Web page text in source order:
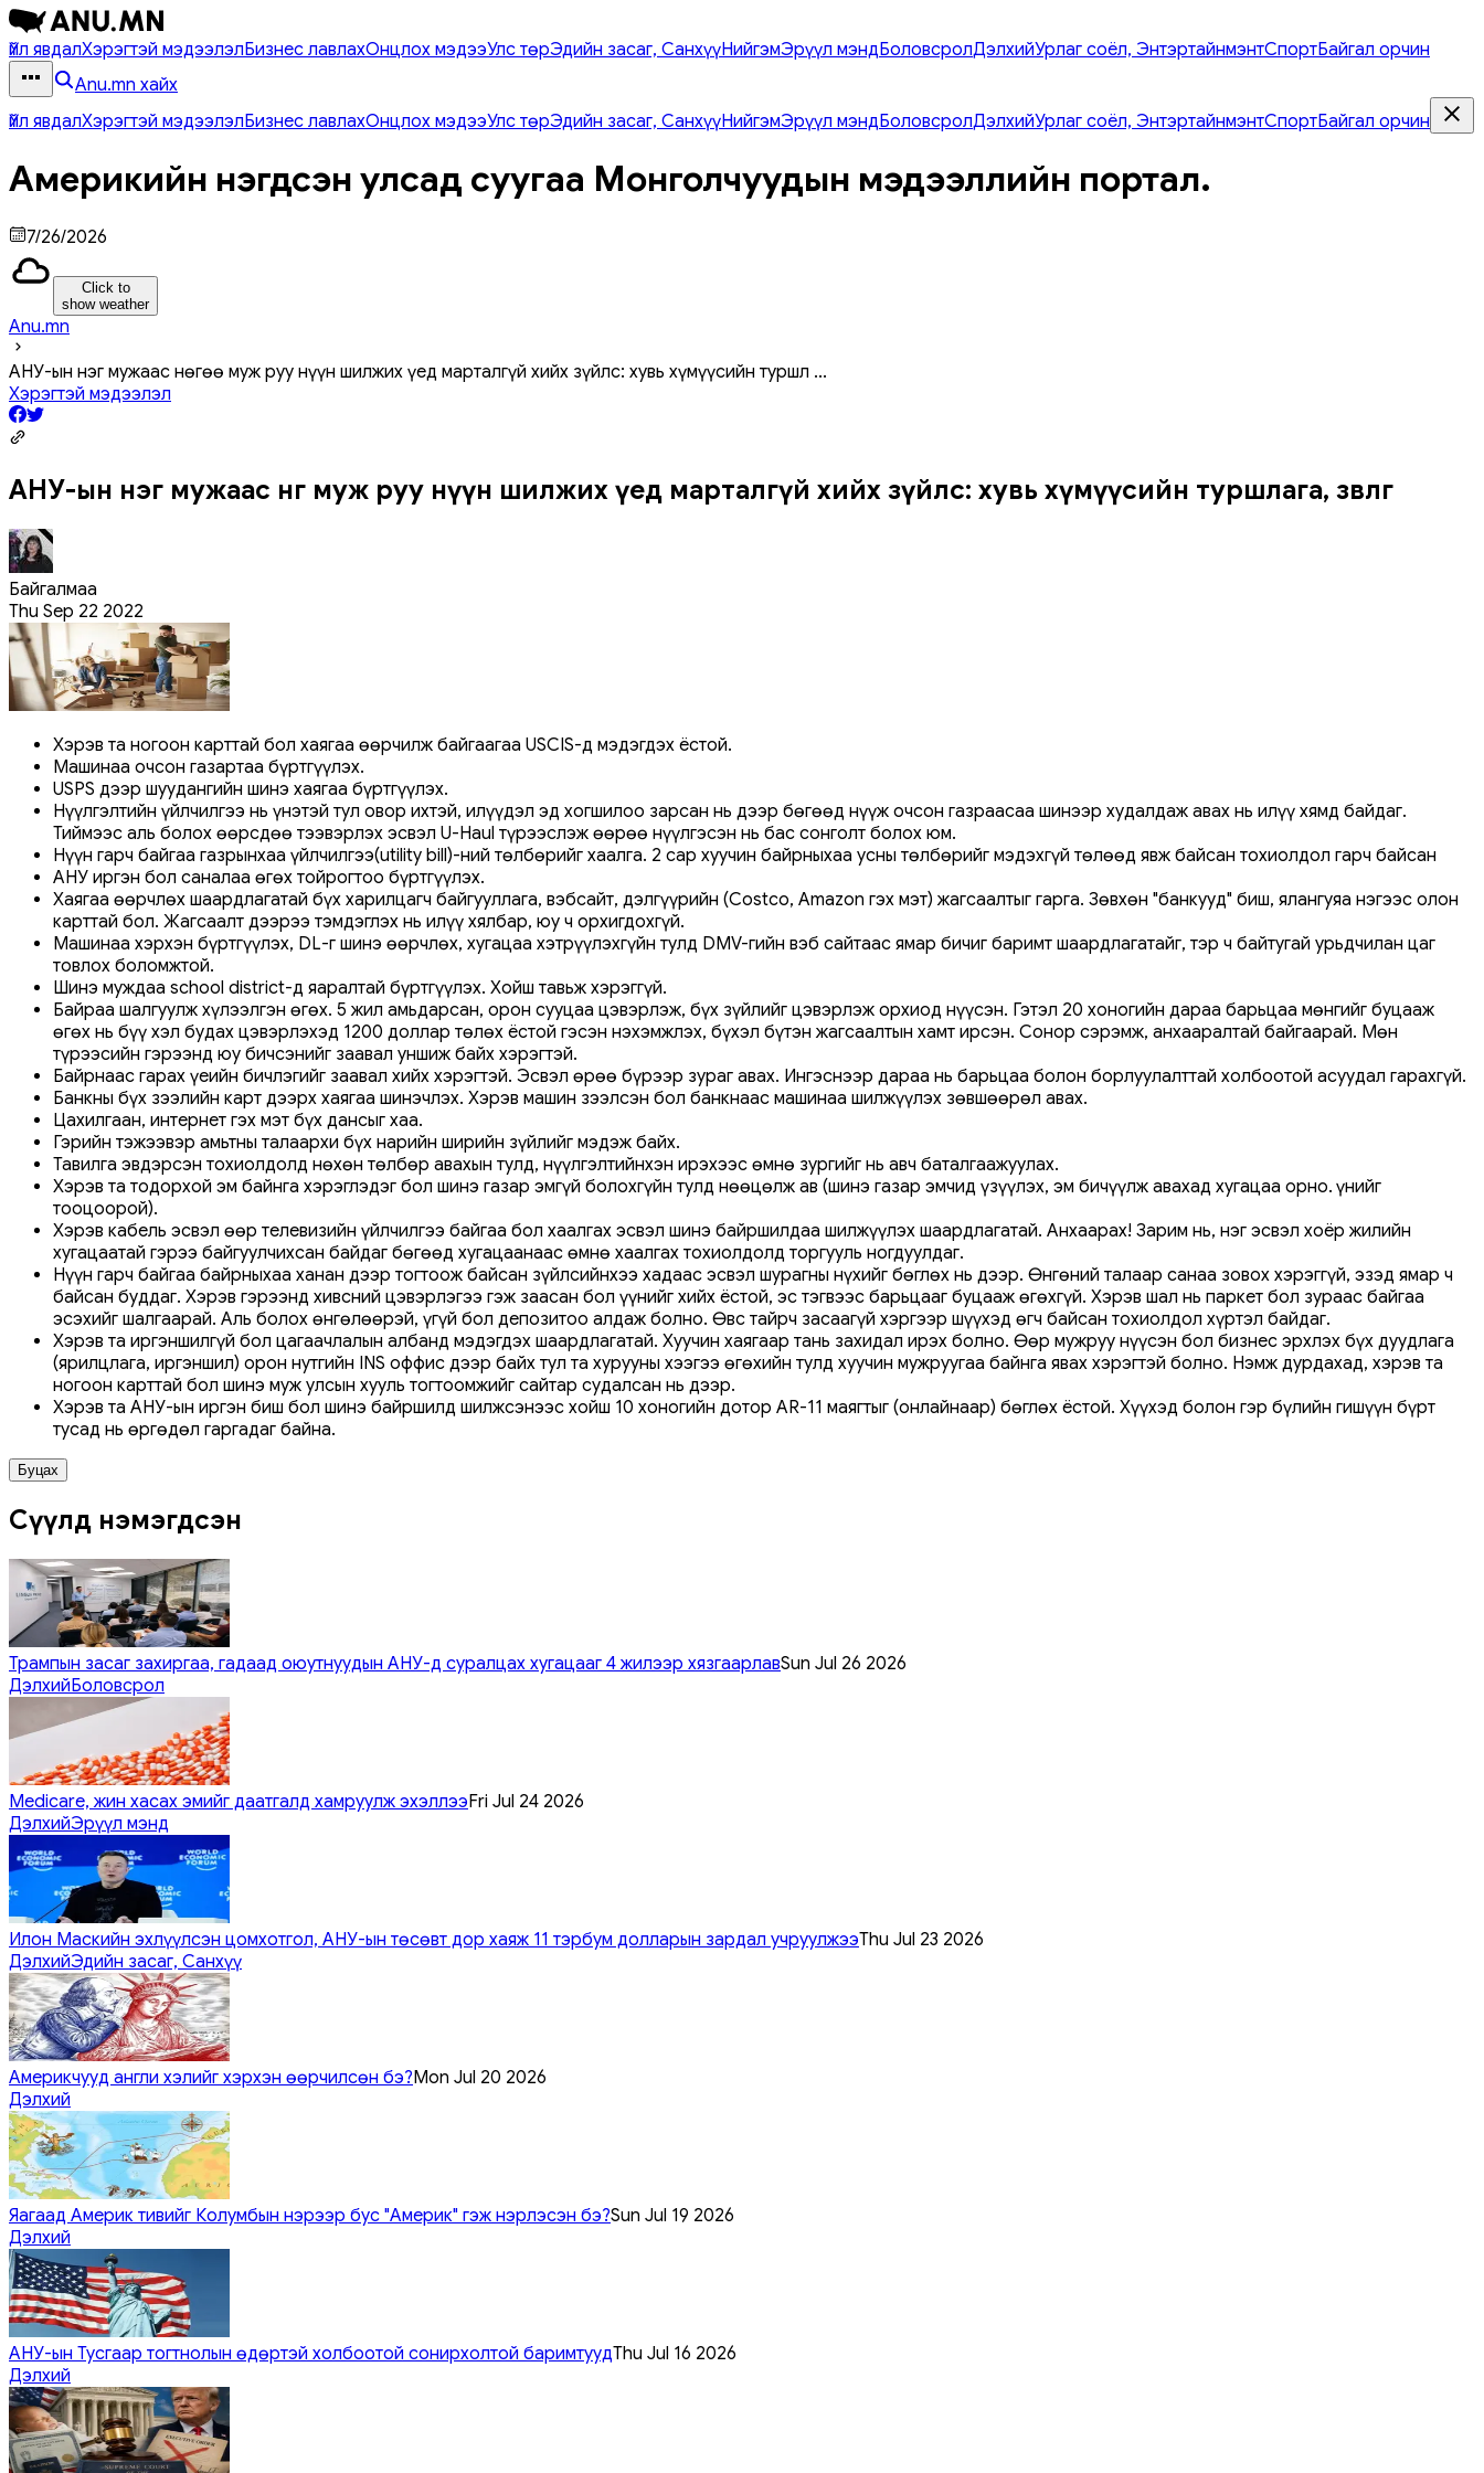
Үйл явдалХэрэгтэй мэдээлэлБизнес лавлахОнцлох мэдээУлс төрЭдийн засаг, СанхүүНийгэмЭрүүл мэндБоловсролДэлхийУрлаг соёл, ЭнтэртайнмэнтСпортБайгал орчин
Anu.mn хайх
Үйл явдалХэрэгтэй мэдээлэлБизнес лавлахОнцлох мэдээУлс төрЭдийн засаг, СанхүүНийгэмЭрүүл мэндБоловсролДэлхийУрлаг соёл, ЭнтэртайнмэнтСпортБайгал орчин
Америкийн нэгдсэн улсад суугаа Монголчуудын мэдээллийн портал.
7/26/2026
Click to
show weather
Anu.mn
АНУ-ын нэг мужаас нөгөө муж руу нүүн шилжих үед марталгүй хийх зүйлс: хувь хүмүүсийн туршл ...
Хэрэгтэй мэдээлэл
АНУ-ын нэг мужаас нөгөө муж руу нүүн шилжих үед марталгүй хийх зүйлс: хувь хүмүүсийн туршлага, зөвлөгөө
Байгалмаа
Thu Sep 22 2022
Хэрэв та ногоон карттай бол хаягаа өөрчилж байгаагаа USCIS-д мэдэгдэх ёстой.
Машинаа очсон газартаа бүртгүүлэх.
USPS дээр шуудангийн шинэ хаягаа бүртгүүлэх.
Нүүлгэлтийн үйлчилгээ нь үнэтэй тул овор ихтэй, илүүдэл эд хогшилоо зарсан нь дээр бөгөөд нүүж очсон газраасаа шинээр худалдаж авах нь илүү хямд байдаг.
Тиймээс аль болох өөрсдөө тээвэрлэх эсвэл U-Haul түрээслэж өөрөө нүүлгэсэн нь бас сонголт болох юм.
Нүүн гарч байгаа газрынхаа үйлчилгээ(utility bill)-ний төлбөрийг хаалга. 2 сар хуучин байрныхаа усны төлбөрийг мэдэхгүй төлөөд явж байсан тохиолдол гарч байсан
АНУ иргэн бол саналаа өгөх тойрогтоо бүртгүүлэх.
Хаягаа өөрчлөх шаардлагатай бүх харилцагч байгууллага, вэбсайт, дэлгүүрийн (Costco, Amazon гэх мэт) жагсаалтыг гарга. Зөвхөн "банкууд" биш, ялангуяа нэгээс олон
карттай бол. Жагсаалт дээрээ тэмдэглэх нь илүү хялбар, юу ч орхигдохгүй.
Машинаа хэрхэн бүртгүүлэх, DL-г шинэ өөрчлөх, хугацаа хэтрүүлэхгүйн тулд DMV-гийн вэб сайтаас ямар бичиг баримт шаардлагатайг, тэр ч байтугай урьдчилан цаг
товлох боломжтой.
Шинэ муждаа school district-д яаралтай бүртгүүлэх. Хойш тавьж хэрэггүй.
Байраа шалгуулж хүлээлгэн өгөх. 5 жил амьдарсан, орон сууцаа цэвэрлэж, бүх зүйлийг цэвэрлэж орхиод нүүсэн. Гэтэл 20 хоногийн дараа барьцаа мөнгийг буцааж
өгөх нь бүү хэл будах цэвэрлэхэд 1200 доллар төлөх ёстой гэсэн нэхэмжлэх, бүхэл бүтэн жагсаалтын хамт ирсэн. Сонор сэрэмж, анхааралтай байгаарай. Мөн
түрээсийн гэрээнд юу бичсэнийг заавал уншиж байх хэрэгтэй.
Байрнаас гарах үеийн бичлэгийг заавал хийх хэрэгтэй. Эсвэл өрөө бүрээр зураг авах. Ингэснээр дараа нь барьцаа болон борлуулалттай холбоотой асуудал гарахгүй.
Банкны бүх зээлийн карт дээрх хаягаа шинэчлэх. Хэрэв машин зээлсэн бол банкнаас машинаа шилжүүлэх зөвшөөрөл авах.
Цахилгаан, интернет гэх мэт бүх дансыг хаа.
Гэрийн тэжээвэр амьтны талаархи бүх нарийн ширийн зүйлийг мэдэж байх.
Тавилга эвдэрсэн тохиолдолд нөхөн төлбөр авахын тулд, нүүлгэлтийнхэн ирэхээс өмнө зургийг нь авч баталгаажуулах.
Хэрэв та тодорхой эм байнга хэрэглэдэг бол шинэ газар эмгүй болохгүйн тулд нөөцөлж ав (шинэ газар эмчид үзүүлэх, эм бичүүлж авахад хугацаа орно. Үүнийг
тооцоорой).
Хэрэв кабель эсвэл өөр телевизийн үйлчилгээ байгаа бол хаалгах эсвэл шинэ байршилдаа шилжүүлэх шаардлагатай. Анхаарах! Зарим нь, нэг эсвэл хоёр жилийн
хугацаатай гэрээ байгуулчихсан байдаг бөгөөд хугацаанаас өмнө хаалгах тохиолдолд торгууль ногдуулдаг.
Нүүн гарч байгаа байрныхаа ханан дээр тогтоож байсан зүйлсийнхээ хадаас эсвэл шурагны нүхийг бөглөх нь дээр. Өнгөний талаар санаа зовох хэрэггүй, эзэд ямар ч
байсан буддаг. Хэрэв гэрээнд хивсний цэвэрлэгээ гэж заасан бол үүнийг хийх ёстой, эс тэгвээс барьцааг буцааж өгөхгүй. Хэрэв шал нь паркет бол зураас байгаа
эсэхийг шалгаарай. Аль болох өнгөлөөрэй, үгүй бол депозитоо алдаж болно. Өвс тайрч засаагүй хэргээр шүүхэд өгч байсан тохиолдол хүртэл байдаг.
Хэрэв та иргэншилгүй бол цагаачлалын албанд мэдэгдэх шаардлагатай. Хуучин хаягаар тань захидал ирэх болно. Өөр мужруу нүүсэн бол бизнес эрхлэх бүх дуудлага
(ярилцлага, иргэншил) орон нутгийн INS оффис дээр байх тул та хурууны хээгээ өгөхийн тулд хуучин мужруугаа байнга явах хэрэгтэй болно. Нэмж дурдахад, хэрэв та
ногоон карттай бол шинэ муж улсын хууль тогтоомжийг сайтар судалсан нь дээр.
Хэрэв та АНУ-ын иргэн биш бол шинэ байршилд шилжсэнээс хойш 10 хоногийн дотор AR-11 маягтыг (онлайнаар) бөглөх ёстой. Хүүхэд болон гэр бүлийн гишүүн бүрт
тусад нь өргөдөл гаргадаг байна.
Буцах
Сүүлд нэмэгдсэн
Трампын засаг захиргаа, гадаад оюутнуудын АНУ-д суралцах хугацааг 4 жилээр хязгаарлавSun Jul 26 2026
ДэлхийБоловсрол
Medicare, жин хасах эмийг даатгалд хамруулж эхэллээFri Jul 24 2026
ДэлхийЭрүүл мэнд
Илон Маскийн эхлүүлсэн цомхотгол, АНУ-ын төсөвт дор хаяж 11 тэрбум долларын зардал учруулжээThu Jul 23 2026
ДэлхийЭдийн засаг, Санхүү
Америкчууд англи хэлийг хэрхэн өөрчилсөн бэ?Mon Jul 20 2026
Дэлхий
Яагаад Америк тивийг Колумбын нэрээр бус "Америк" гэж нэрлэсэн бэ?Sun Jul 19 2026
Дэлхий
АНУ-ын Тусгаар тогтнолын өдөртэй холбоотой сонирхолтой баримтуудThu Jul 16 2026
Дэлхий